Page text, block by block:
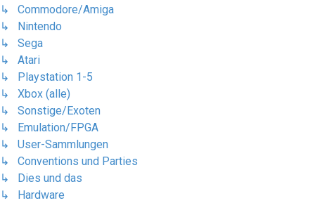
↳ Commodore/Amiga
↳ Nintendo
↳ Sega
↳ Atari
↳ Playstation 1-5
↳ Xbox (alle)
↳ Sonstige/Exoten
↳ Emulation/FPGA
↳ User-Sammlungen
↳ Conventions und Parties
↳ Dies und das
↳ Hardware